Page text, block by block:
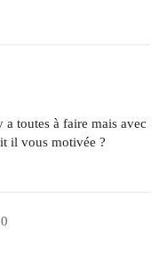
toutes à faire mais avec
il vous motivée ?